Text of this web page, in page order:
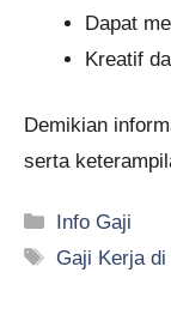
Dapat
Kreatif
Demikian
serta
Kategori
Info Gaji
Tag
Gaji Kerja di